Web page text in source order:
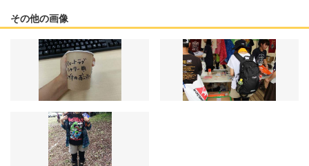
その他の画像